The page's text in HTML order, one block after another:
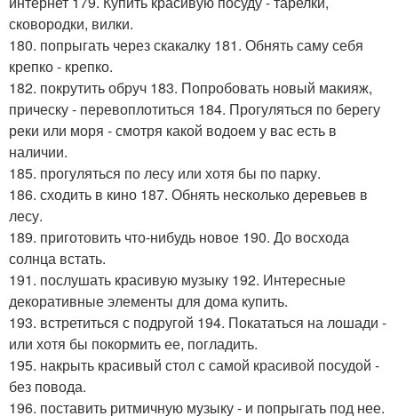
сковородки, вилки.
180. попрыгать через скакалку 181. Обнять саму себя
крепко - крепко.
182. покрутить обруч 183. Попробовать новый макияж,
прическу - перевоплотиться 184. Прогуляться по берегу
реки или моря - смотря какой водоем у вас есть в
наличии.
185. прогуляться по лесу или хотя бы по парку.
186. сходить в кино 187. Обнять несколько деревьев в
лесу.
189. приготовить что-нибудь новое 190. До восхода
солнца встать.
191. послушать красивую музыку 192. Интересные
декоративные элементы для дома купить.
193. встретиться с подругой 194. Покататься на лошади -
или хотя бы покормить ее, погладить.
195. накрыть красивый стол с самой красивой посудой -
без повода.
196. поставить ритмичную музыку - и попрыгать под нее.